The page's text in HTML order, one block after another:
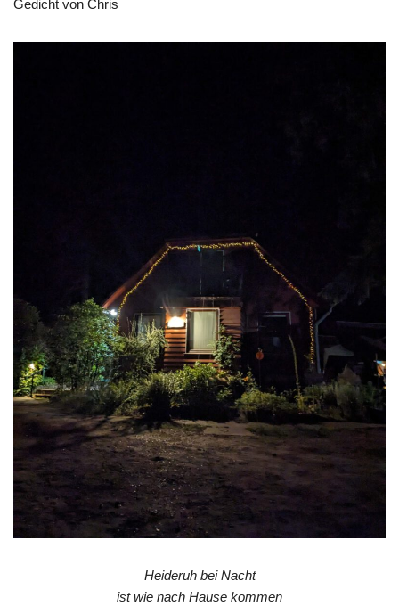
Gedicht von Chris
Heideruh bei Nacht
ist wie nach Hause kommen